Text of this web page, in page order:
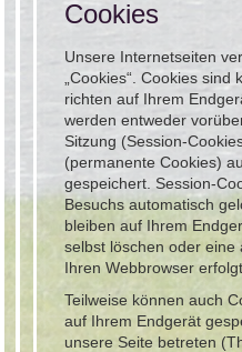
Cookies
Unsere Internetseiten
„Cookies“. Cookies
richten auf Ihrem
werden entweder
Sitzung (Session-
(permanente Cookies)
gespeichert. Session-
Besuchs automatisch
bleiben auf Ihrem
selbst löschen oder eine
Ihren Webbrowser erfolgt.
Teilweise können auch
auf Ihrem Endgerät
unsere Seite betreten